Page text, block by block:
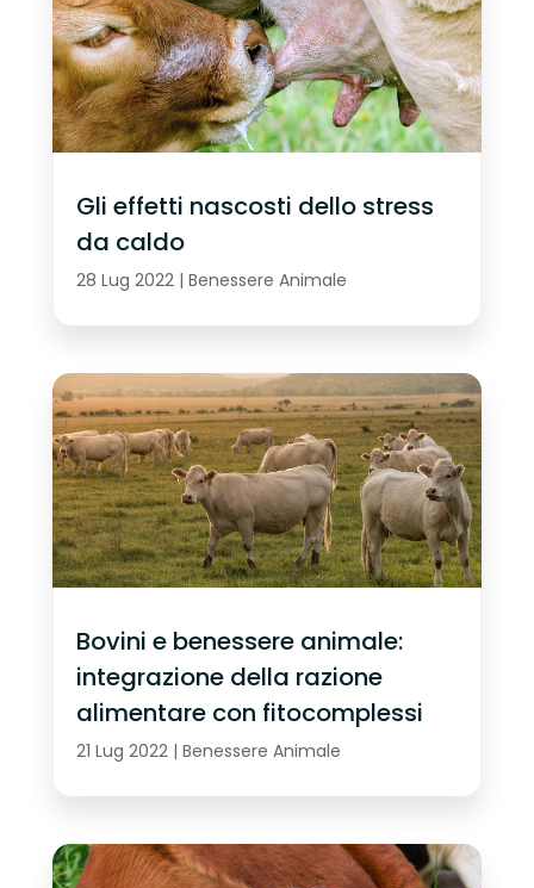
Gli effetti nascosti dello stress
da caldo
28 Lug 2022| Benessere Animale
Bovini e benessere animale:
integrazione della razione
alimentare con fitocomplessi
21 Lug 2022| Benessere Animale